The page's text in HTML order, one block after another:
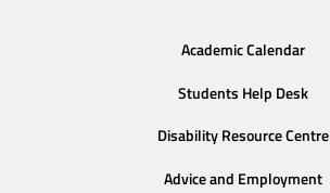
Academic Calendar
Students Help Desk
Disability Resource Centre
Advice and Employment